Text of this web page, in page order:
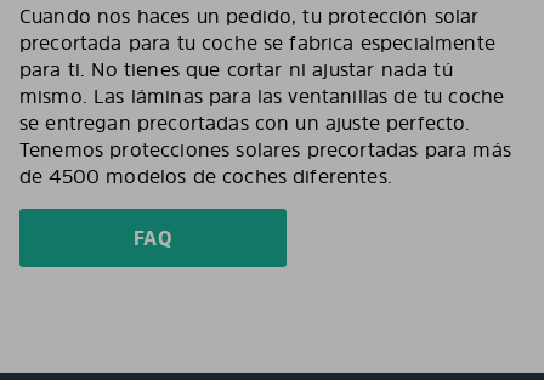
Cuando nos haces un pedido, tu protección solar
precortada para tu coche se fabrica especialmente
para ti. No tienes que cortar ni ajustar nada tú
mismo. Las láminas para las ventanillas de tu coche
se entregan precortadas con un ajuste perfecto.
Tenemos protecciones solares precortadas para más
de 4500 modelos de coches diferentes.
FAQ